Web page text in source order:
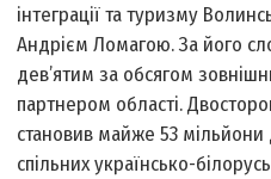
інтеграції та туризму
Андрієм Ломагою. За його
дев’ятим за обсягом
партнером області.
становив майже 53
спiльних українсько-